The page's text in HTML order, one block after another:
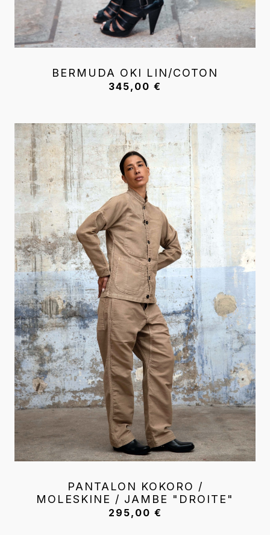
BERMUDA OKI LIN/COTON
345,00 €
PANTALON KOKORO /
MOLESKINE / JAMBE "DROITE"
295,00 €